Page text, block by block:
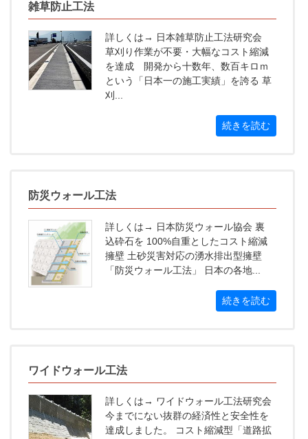
雑草防止工法
詳しくは→ 日本雑草防止工法研究会
草刈り作業が不要・大幅なコスト縮減
を達成 開発から十数年、数百キロｍ
という「日本一の施工実績」を誇る 草
刈...
続きを読む
防災ウォール工法
詳しくは→ 日本防災ウォール協会 裏
込砕石を 100%自重としたコスト縮減
擁壁 土砂災害対応の湧水排出型擁壁
「防災ウォール工法」 日本の各地...
続きを読む
ワイドウォール工法
詳しくは→ ワイドウォール工法研究会
今までにない抜群の経済性と安全性を
達成しました。 コスト縮減型「道路拡